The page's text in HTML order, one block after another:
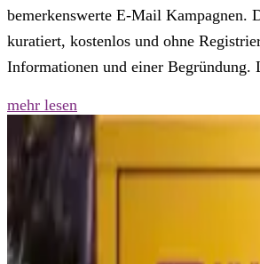
bemerkenswerte E-Mail Kampagnen.
kuratiert, kostenlos und ohne
Informationen und einer Begründung.
mehr lesen